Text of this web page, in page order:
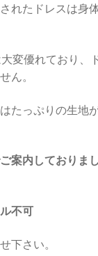
れたドレスは身
変優れており、
ん。
たっぷりの生地
案内しておりま
不可
下さい。